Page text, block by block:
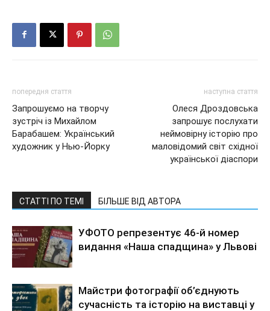
попередня стаття
Запрошуємо на творчу
зустріч із Михайлом
Барабашем: Український
художник у Нью-Йорку
наступна стаття
Олеся Дроздовська
запрошує послухати
неймовірну історію про
маловідомий світ східної
української діаспори
СТАТТІ ПО ТЕМІ БІЛЬШЕ ВІД АВТОРА
УФОТО репрезентує 46-й номер
видання «Наша спадщина» у Львові
Майстри фотографії об’єднують
сучасність та історію на виставці у